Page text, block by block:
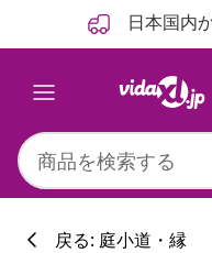
日本国内
戻る: 庭小道・縁